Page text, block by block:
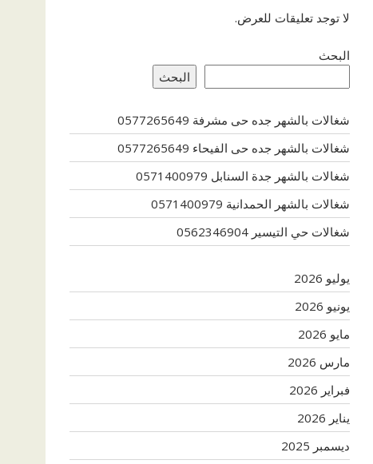
لا توجد تعليقات للعرض.
البحث
البحث
شغالات بالشهر جده حى مشرفة 0577265649
شغالات بالشهر جده حى الفيحاء 0577265649
شغالات بالشهر جدة السنابل 0571400979
شغالات بالشهر الحمدانية 0571400979
شغالات حي التيسير 0562346904
يوليو 2026
يونيو 2026
مايو 2026
مارس 2026
فبراير 2026
يناير 2026
ديسمبر 2025